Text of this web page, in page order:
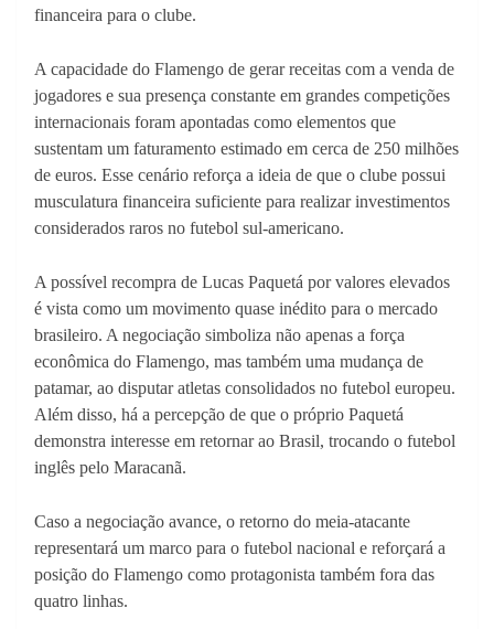
financeira para o clube.
A capacidade do Flamengo de gerar receitas com a venda de
jogadores e sua presença constante em grandes competições
internacionais foram apontadas como elementos que
sustentam um faturamento estimado em cerca de 250 milhões
de euros. Esse cenário reforça a ideia de que o clube possui
musculatura financeira suficiente para realizar investimentos
considerados raros no futebol sul-americano.
A possível recompra de Lucas Paquetá por valores elevados
é vista como um movimento quase inédito para o mercado
brasileiro. A negociação simboliza não apenas a força
econômica do Flamengo, mas também uma mudança de
patamar, ao disputar atletas consolidados no futebol europeu.
Além disso, há a percepção de que o próprio Paquetá
demonstra interesse em retornar ao Brasil, trocando o futebol
inglês pelo Maracanã.
Caso a negociação avance, o retorno do meia-atacante
representará um marco para o futebol nacional e reforçará a
posição do Flamengo como protagonista também fora das
quatro linhas.